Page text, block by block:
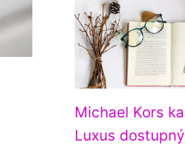
Michael Kors
Luxus